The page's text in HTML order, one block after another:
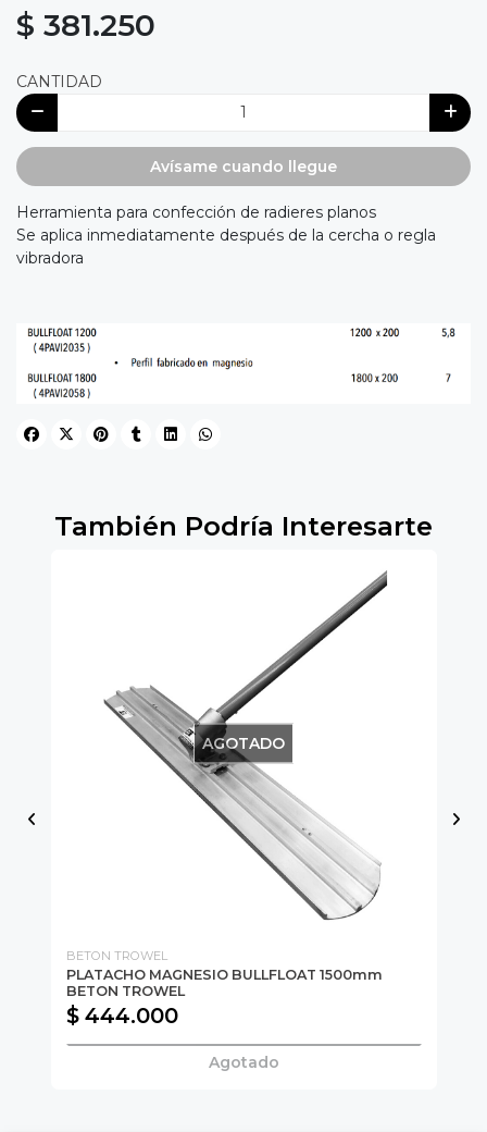
$ 381.250
CANTIDAD
Avísame cuando llegue
Herramienta para confección de radieres planos
Se aplica inmediatamente después de la cercha o regla
vibradora
También Podría Interesarte
AGOTADO
BETON TROWEL
PLATACHO MAGNESIO BULLFLOAT 1500mm
BETON TROWEL
$ 444.000
Agotado